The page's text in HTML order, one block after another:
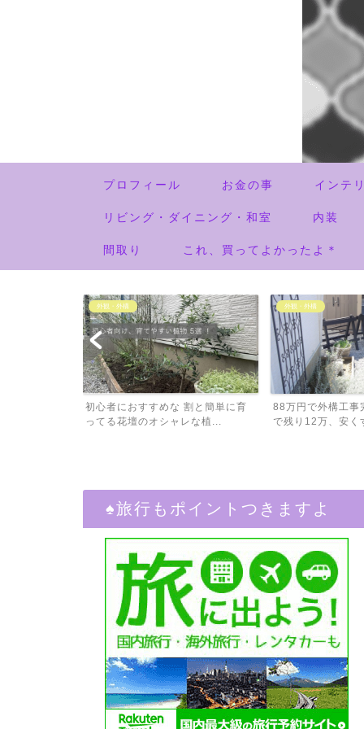
プロフィール お金の事 インテ
リビング・ダイニング・和室 内装
間取り これ、買ってよかったよ＊
外観・外構
88万円で外構工事完了！予算100万
で残り12万、安くす...
外観・外構
外構工事、予算は
積もり比較したら
♠︎旅行もポイントつきますよ